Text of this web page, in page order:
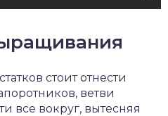
стоит отнести
ветви
все вокруг, вытесняя